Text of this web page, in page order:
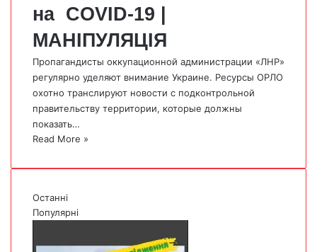
на COVID-19 |
МАНІПУЛЯЦІЯ
Пропагандисты оккупационной администрации «ЛНР»
регулярно уделяют внимание Украине. Ресурсы ОРЛО
охотно транслируют новости с подконтрольной
правительству территории, которые должны
показать…
Read More »
Останні
Популярні